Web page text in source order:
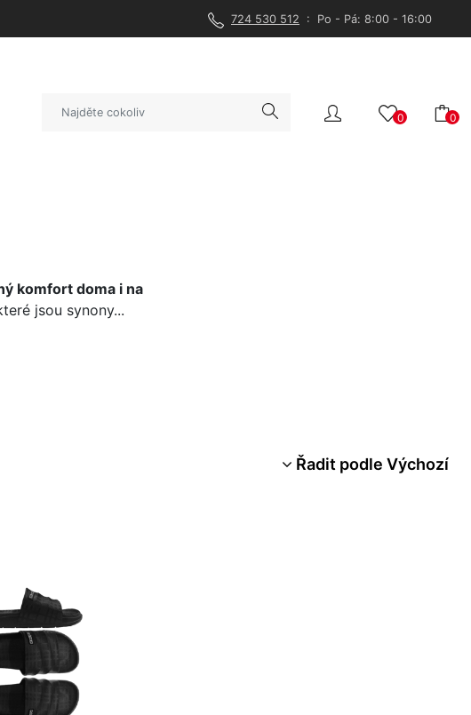
724 530 512 : Po - Pá: 8:00 - 16:00
0 0
komfort doma i na
jsou synony...
Řadit podle Výchozí